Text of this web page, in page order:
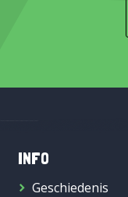
INFO
Geschiedenis